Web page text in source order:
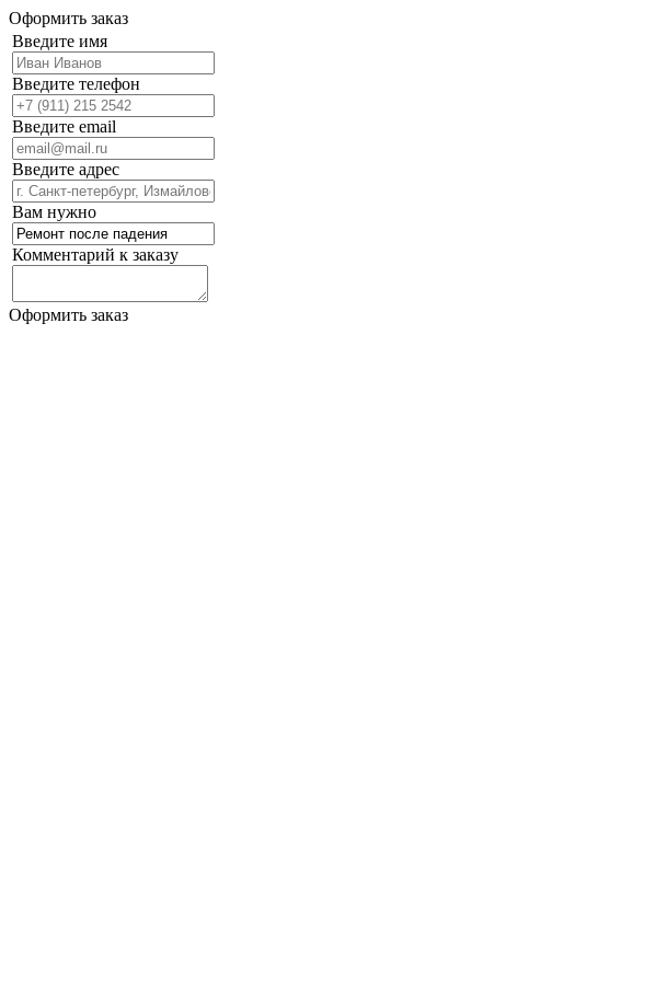
Оформить заказ
Введите имя
Введите телефон
Введите email
Введите адрес
Вам нужно
Комментарий к заказу
Оформить заказ